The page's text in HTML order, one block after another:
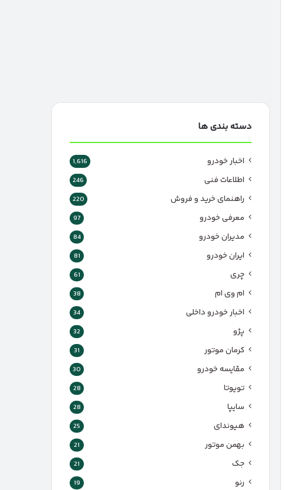
دسته بندی ها
اخبار خودرو 1,616
اطلاعات فنی 246
راهنمای خرید و فروش 220
معرفی خودرو 97
مدیران خودرو 84
ایران خودرو 81
چری 61
ام وی ام 38
اخبار خودرو داخلی 34
پژو 32
کرمان موتور 31
مقایسه خودرو 30
تویوتا 28
سایپا 28
هیوندای 25
بهمن موتور 21
جک 21
رنو 19